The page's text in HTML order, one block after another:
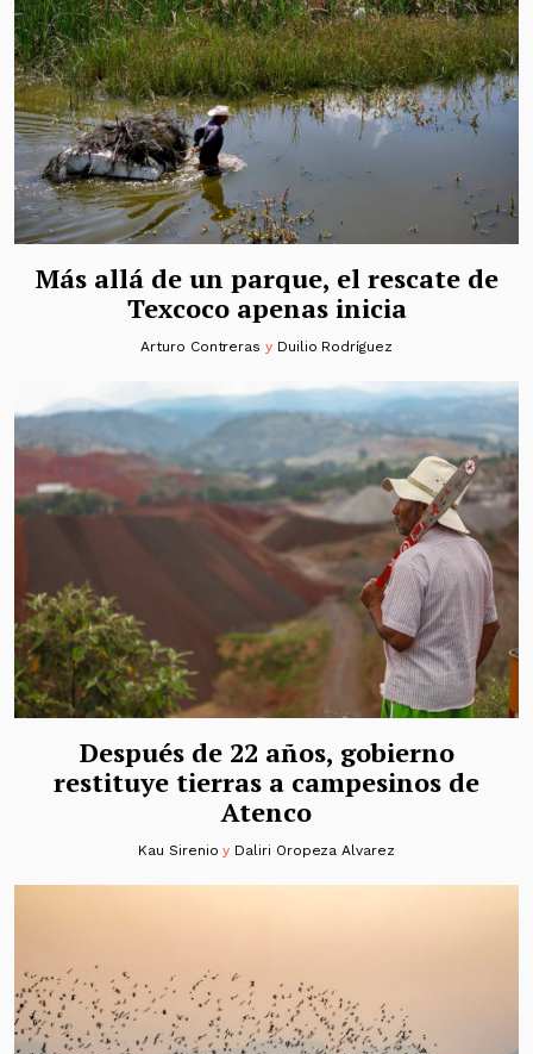
Más allá de un parque, el rescate de
Texcoco apenas inicia
Arturo Contreras y Duilio Rodríguez
Después de 22 años, gobierno
restituye tierras a campesinos de
Atenco
Kau Sirenio y Daliri Oropeza Alvarez